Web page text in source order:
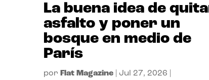
La buena idea de
asfalto y poner un
bosque en medio de
París
por Flat Magazine| Jul 27, 2026